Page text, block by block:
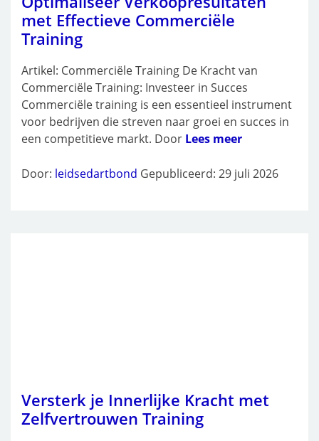
met Effectieve Commerciële
Training
Artikel: Commerciële Training De Kracht van
Commerciële Training: Investeer in Succes
Commerciële training is een essentieel instrument
voor bedrijven die streven naar groei en succes in
een competitieve markt. Door Lees meer
Door: leidsedartbond Gepubliceerd: 29 juli 2026
Versterk je Innerlijke Kracht met
Zelfvertrouwen Training